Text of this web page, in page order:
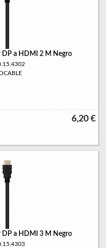
DP a HDMI 2 M Negro
6,20 €
DP a HDMI 3 M Negro